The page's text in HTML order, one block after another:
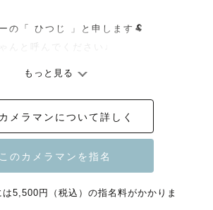
の「 ひつじ 」と申します🐏
たいという想いを胸にカメラマンにな
さな幸せは、実はその瞬間にしか気づ
くて大切なもの。
いつでも思い出せるように
もっと見る
メラマンについて詳しく
5,500円（税込）の指名料がかかりま